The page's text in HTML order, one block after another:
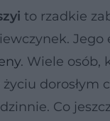
to rzadkie
. Wiele osób,
dorosłym
Co